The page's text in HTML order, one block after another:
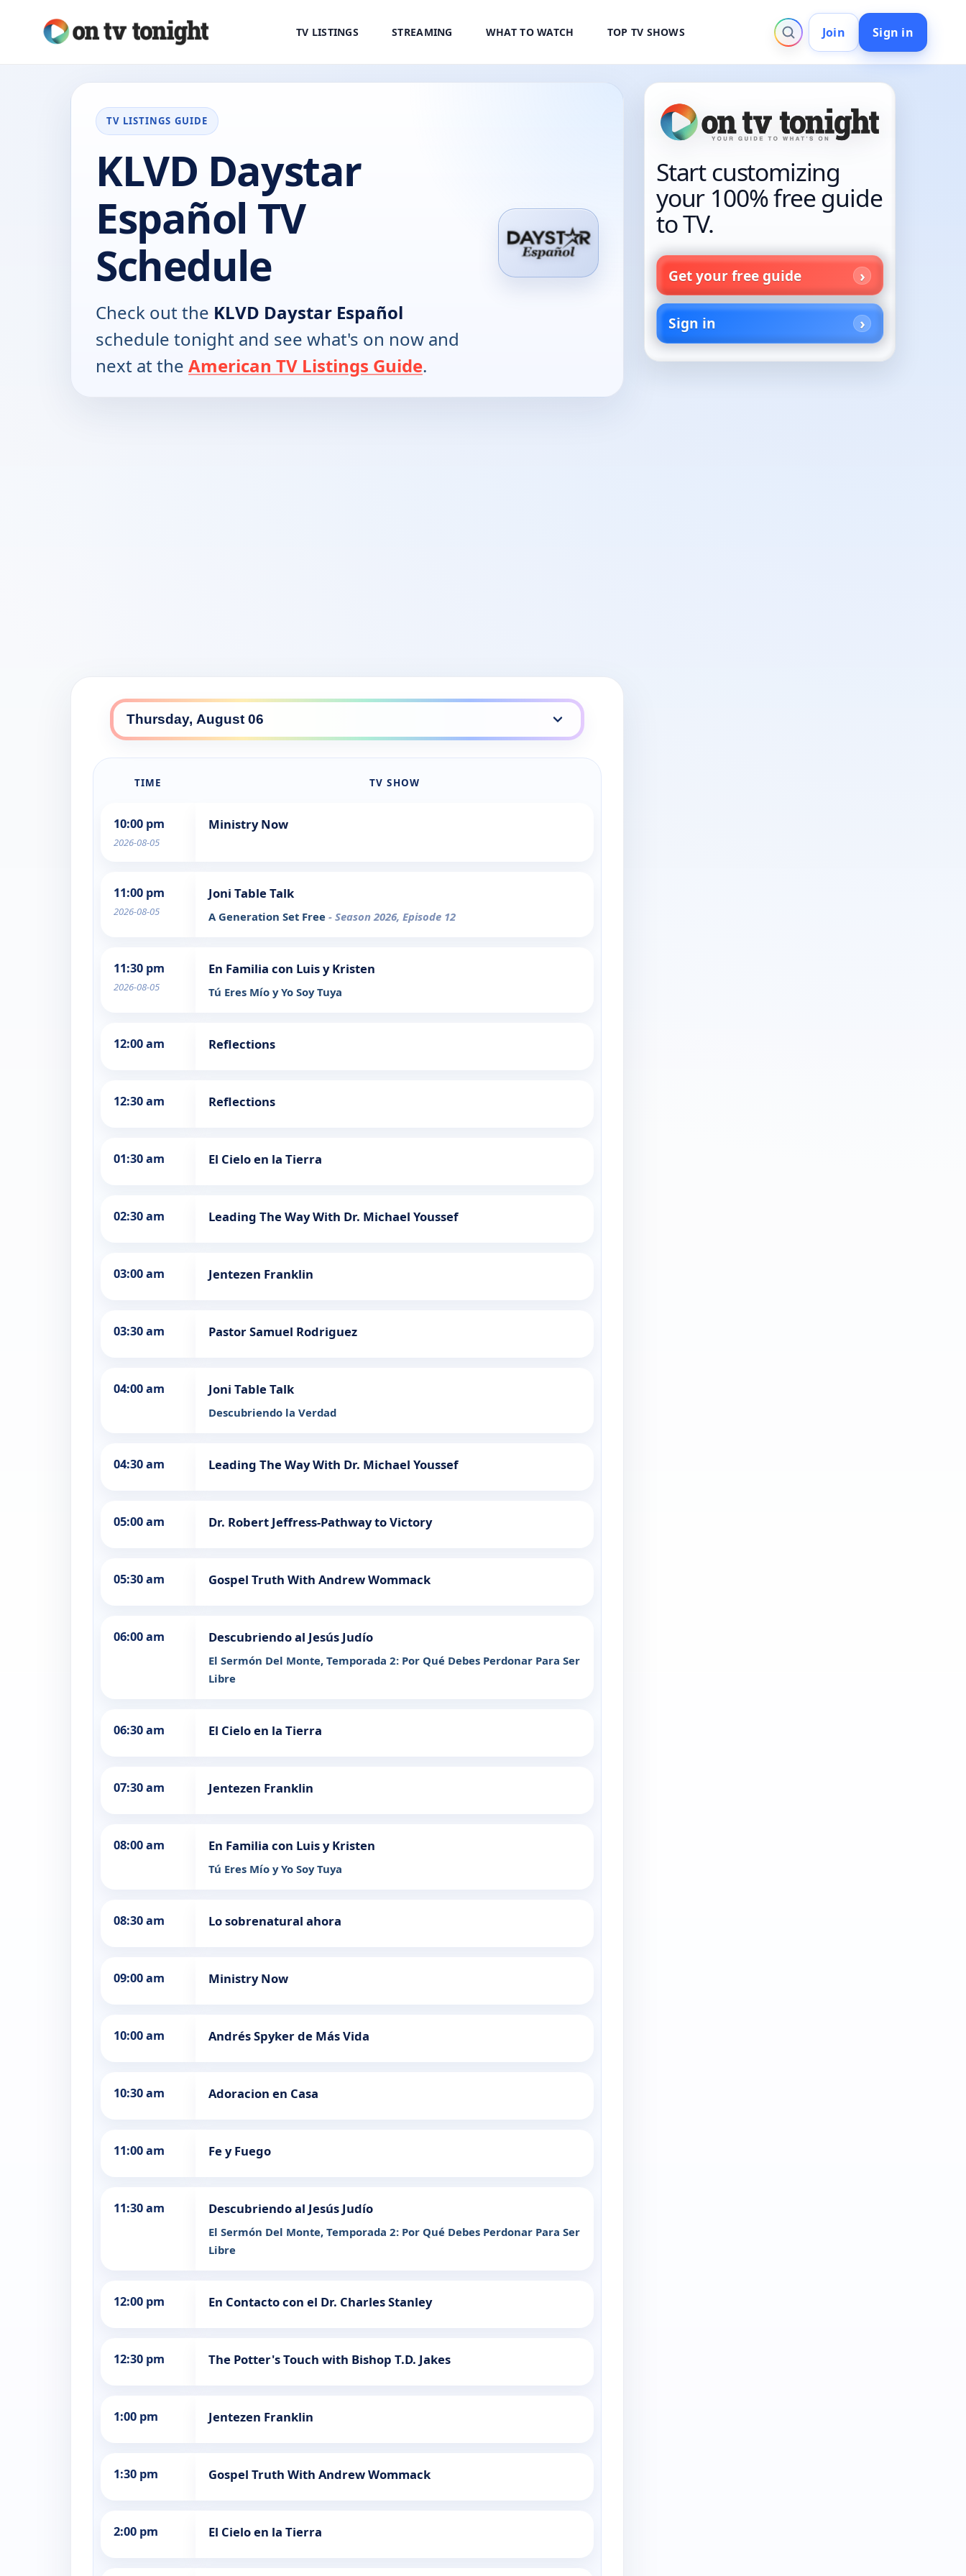
TV LISTINGS STREAMING WHAT TO WATCH TOP TV SHOWS Join Sign in
TV LISTINGS GUIDE
KLVD Daystar
Español TV
Schedule
Check out the KLVD Daystar Español
schedule tonight and see what's on now and
next at the American TV Listings Guide.
TIME TV SHOW
10:00 pm
2026-08-05
Ministry Now
11:00 pm
2026-08-05
Joni Table Talk
A Generation Set Free - Season 2026, Episode 12
11:30 pm
2026-08-05
En Familia con Luis y Kristen
Tú Eres Mío y Yo Soy Tuya
12:00 am Reflections
12:30 am Reflections
01:30 am El Cielo en la Tierra
02:30 am Leading The Way With Dr. Michael Youssef
03:00 am Jentezen Franklin
03:30 am Pastor Samuel Rodriguez
04:00 am Joni Table Talk
Descubriendo la Verdad
04:30 am Leading The Way With Dr. Michael Youssef
05:00 am Dr. Robert Jeffress-Pathway to Victory
05:30 am Gospel Truth With Andrew Wommack
06:00 am Descubriendo al Jesús Judío
El Sermón Del Monte, Temporada 2: Por Qué Debes Perdonar Para Ser
Libre
06:30 am El Cielo en la Tierra
07:30 am Jentezen Franklin
08:00 am En Familia con Luis y Kristen
Tú Eres Mío y Yo Soy Tuya
08:30 am Lo sobrenatural ahora
09:00 am Ministry Now
10:00 am Andrés Spyker de Más Vida
10:30 am Adoracion en Casa
11:00 am Fe y Fuego
11:30 am Descubriendo al Jesús Judío
El Sermón Del Monte, Temporada 2: Por Qué Debes Perdonar Para Ser
Libre
12:00 pm En Contacto con el Dr. Charles Stanley
12:30 pm The Potter's Touch with Bishop T.D. Jakes
1:00 pm Jentezen Franklin
1:30 pm Gospel Truth With Andrew Wommack
2:00 pm El Cielo en la Tierra
Start customizing
your 100% free guide
to TV.
Get your free guide
Sign in